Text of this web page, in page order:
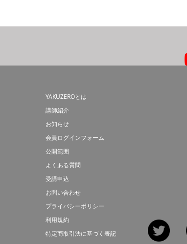
YAKUZEROとは
講師紹介
お知らせ
会員ログインフォーム
公開範囲
よくある質問
受講申込
お問い合わせ
プライバシーポリシー
利用規約
特定商取引法に基づく表記
Twitter